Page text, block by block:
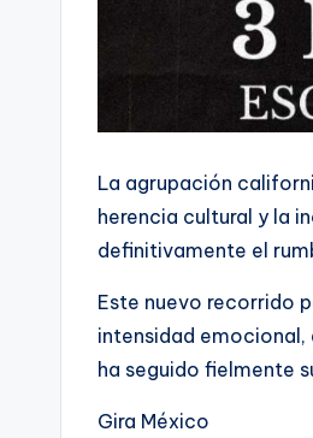
La agrupación
herencia cultural y la
definitivamente el
Este nuevo recorrido
intensidad emocional,
ha seguido fielmente
Gira México